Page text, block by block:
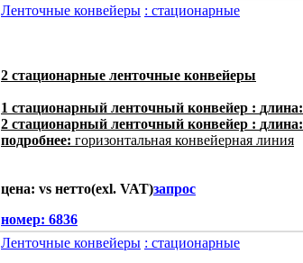
Ленточные конвейеры : стационарные
2 стационарные ленточные конвейеры
1 стационарный ленточный конвейер : длина:
2 стационарный ленточный конвейер : длина:
подробнее: горизонтальная конвейерная линия
цена: vs нетто(exl. VAT)запрос
номер: 6836
Ленточные конвейеры : стационарные